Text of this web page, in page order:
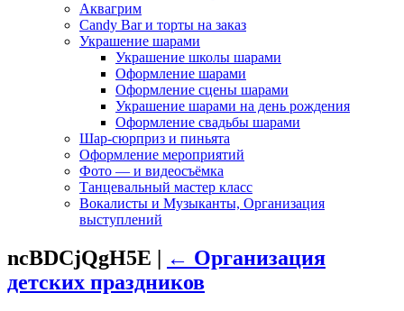
Аквагрим
Candy Bar и торты на заказ
Украшение шарами
Украшение школы шарами
Оформление шарами
Оформление сцены шарами
Украшение шарами на день рождения
Оформление свадьбы шарами
Шар-сюрприз и пиньята
Оформление мероприятий
Фото — и видеосъёмка
Танцевальный мастер класс
Вокалисты и Музыканты, Организация
выступлений
ncBDCjQgH5E | ← Организация
детских праздников